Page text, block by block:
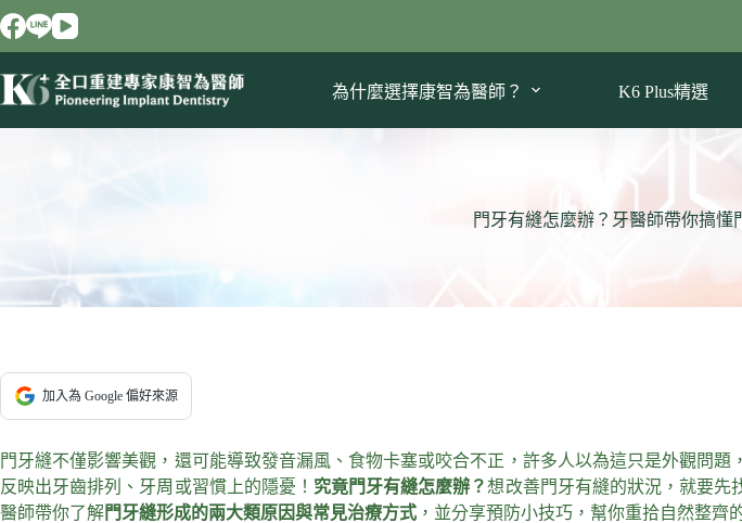
跳
至
要
為什麼選擇康智為醫師？ K6 Plus精選
門牙有縫怎麼辦？牙醫師帶你搞懂
加入為 Google 偏好來源
門牙縫不僅影響美觀，還可能導致發音漏風、食物卡塞或咬合不正，許多人以為這只是外觀問題
反映出牙齒排列、牙周或習慣上的隱憂！ 究竟門牙有縫怎麼辦？想改善門牙有縫的狀況，就要先
醫師帶你了解門牙縫形成的兩大類原因與常見治療方式 ，並分享預防小技巧，幫你重拾自然整齊